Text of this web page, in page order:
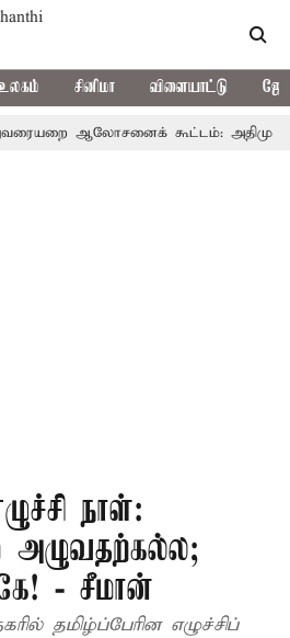
சினிமா விளையாட்டு
ஆலோசனைக் கூட்டம்: அதிமுக
நாள்:
அழுவதற்கல்ல;
- சீமான்
தமிழ்ப்பேரின எழுச்சிப்